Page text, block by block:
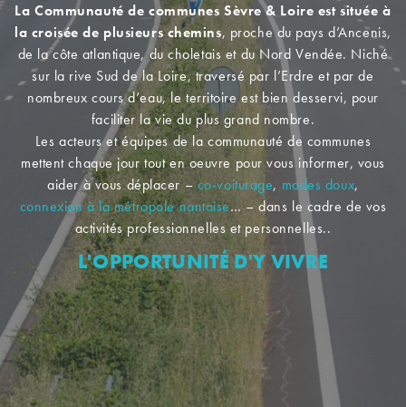
La Communauté de communes Sèvre & Loire est située à
la croisée de plusieurs chemins, proche du pays d’Ancenis,
de la côte atlantique, du choletais et du Nord Vendée. Niché
sur la rive Sud de la Loire, traversé par l’Erdre et par de
nombreux cours d’eau, le territoire est bien desservi, pour
faciliter la vie du plus grand nombre.
Les acteurs et équipes de la communauté de communes
mettent chaque jour tout en oeuvre pour vous informer, vous
aider à vous déplacer –co-voiturage, modes doux,
connexion à la métropole nantaise… – dans le cadre de vos
activités professionnelles et personnelles..
L'OPPORTUNITÉ D'Y VIVRE